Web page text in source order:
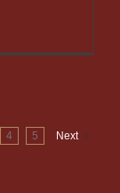
4 5 Next